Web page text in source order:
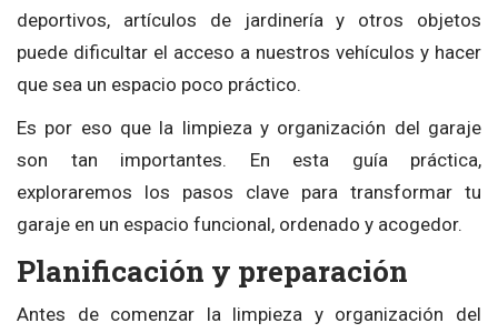
deportivos, artículos de jardinería y otros objetos
puede dificultar el acceso a nuestros vehículos y hacer
que sea un espacio poco práctico.
Es por eso que la limpieza y organización del garaje
son tan importantes. En esta guía práctica,
exploraremos los pasos clave para transformar tu
garaje en un espacio funcional, ordenado y acogedor.
Planificación y preparación
Antes de comenzar la limpieza y organización del